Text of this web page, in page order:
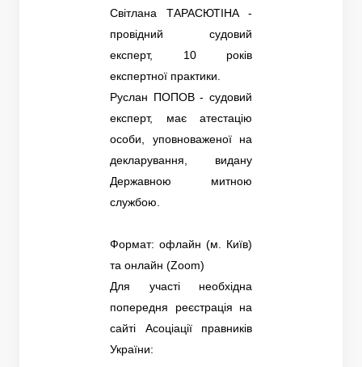
Світлана ТАРАСЮТІНА -
провідний судовий
експерт, 10 років
експертної практики.
Руслан ПОПОВ - судовий
експерт, має атестацію
особи, уповноваженої на
декларування, видану
Державною митною
службою.
Формат: офлайн (м. Київ)
та онлайн (Zoom)
Для участі необхідна
попередня реєстрація на
сайті Асоціації правників
України: